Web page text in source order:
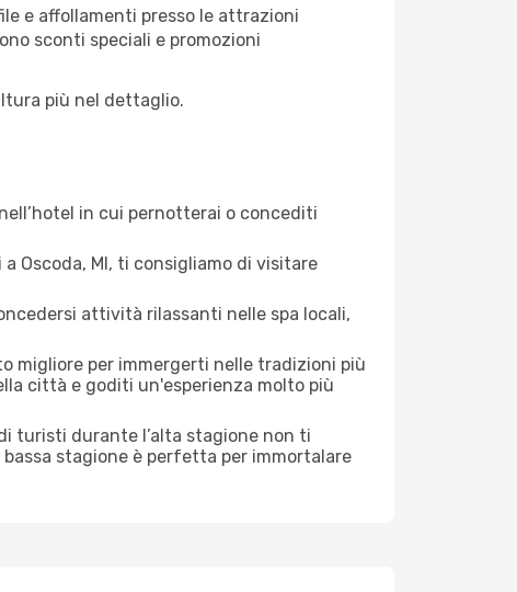
e affollamenti presso le attrazioni
sconti speciali e promozioni
più nel dettaglio.
in cui pernotterai o concediti
Oscoda, MI, ti consigliamo di visitare
attività rilassanti nelle spa locali,
migliore per immergerti nelle tradizioni più
città e goditi un'esperienza molto più
turisti durante l’alta stagione non ti
stagione è perfetta per immortalare